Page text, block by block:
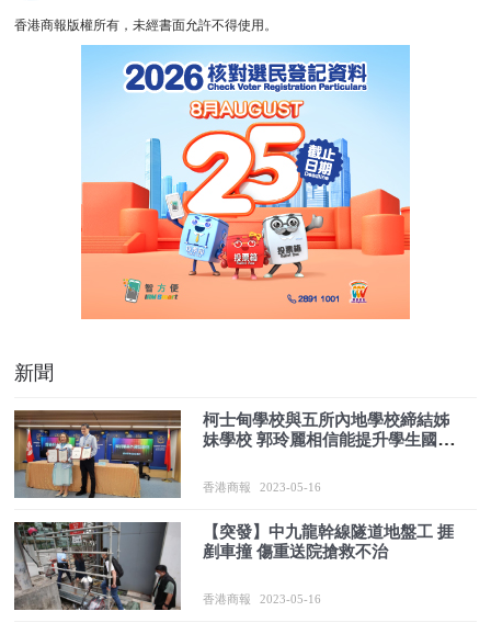
香港商報版權所有，未經書面允許不得使用。
新聞
柯士甸學校與五所內地學校締結姊
妹學校 郭玲麗相信能提升學生國民
香港商報 2023-05-16
【突發】中九龍幹線隧道地盤工 捱
剷車撞 傷重送院搶救不治
香港商報 2023-05-16